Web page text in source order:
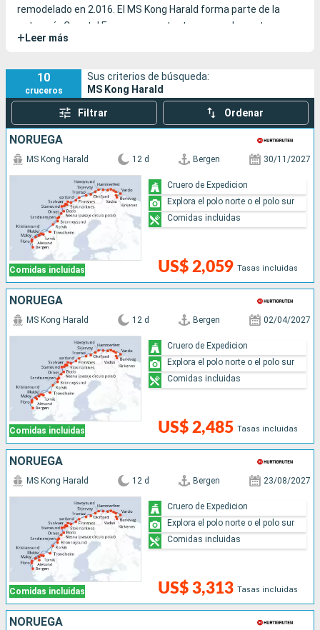
remodelado en 2.016. El MS Kong Harald forma parte de la
categoría Coastal Express y, por tanto, recorre la costa
noruega desde la ciudad de Bergen hasta Kirkenes en el norte
+ Leer más
10
cruceros
Sus criterios de búsqueda:
MS Kong Harald
Filtrar Ordenar
NORUEGA
Comidas incluidas
MS Kong Harald 12 d Bergen 30/11/2027
US$ 2,059 Tasas incluidas
Cruero de Expedicion
Explora el polo norte o el polo sur
Comidas incluidas
NORUEGA
Comidas incluidas
MS Kong Harald 12 d Bergen 02/04/2027
US$ 2,485 Tasas incluidas
Cruero de Expedicion
Explora el polo norte o el polo sur
Comidas incluidas
NORUEGA
Comidas incluidas
MS Kong Harald 12 d Bergen 23/08/2027
US$ 3,313 Tasas incluidas
Cruero de Expedicion
Explora el polo norte o el polo sur
Comidas incluidas
NORUEGA